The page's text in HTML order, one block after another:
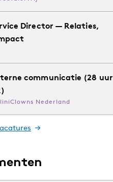
Director — Relaties,
communicatie (28 uur
Nederland